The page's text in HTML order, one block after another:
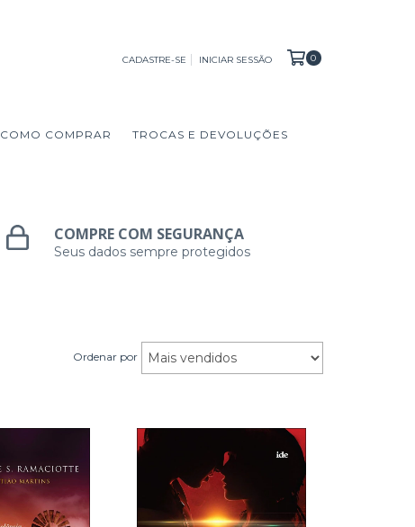
CADASTRE-SE INICIAR SESSÃO 0
COMO COMPRAR TROCAS E DEVOLUÇÕES
COMPRE COM SEGURANÇA
Seus dados sempre protegidos
Ordenar por